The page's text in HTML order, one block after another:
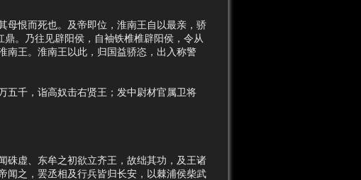
恨而死也。及帝即位，淮南王自以最亲，骄
。乃往见辟阳侯，自袖铁椎椎辟阳侯，令从
南王。淮南王以此，归国益骄恣，出入称警
千，诣高奴击右贤王；发中尉材官属卫将
虚、东牟之初欲立齐王，故绌其功，及王诸
闻之，罢丞相及行兵皆归长安，以棘浦侯柴武